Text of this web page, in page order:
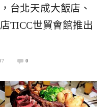
台北天成大飯店、
TICC世貿會館推出
0